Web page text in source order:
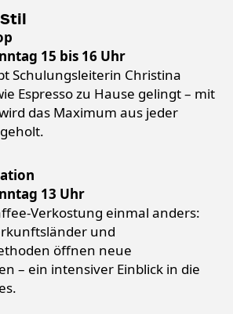
15 bis 16 Uhr
Schulungsleiterin Christina
Espresso zu Hause gelingt – mit
das Maximum aus jeder
13 Uhr
Verkostung einmal anders:
und
öffnen neue
– ein intensiver Einblick in die